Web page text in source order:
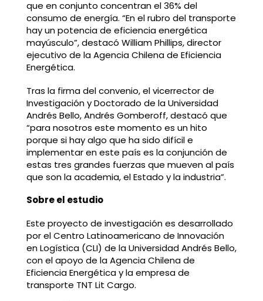
que en conjunto concentran el 36% del
consumo de energía. “En el rubro del transporte
hay un potencia de eficiencia energética
mayúsculo”, destacó William Phillips, director
ejecutivo de la Agencia Chilena de Eficiencia
Energética.
Tras la firma del convenio, el vicerrector de
Investigación y Doctorado de la Universidad
Andrés Bello, Andrés Gomberoff, destacó que
“para nosotros este momento es un hito
porque si hay algo que ha sido difícil e
implementar en este país es la conjunción de
estas tres grandes fuerzas que mueven al país
que son la academia, el Estado y la industria”.
Sobre el estudio
Este proyecto de investigación es desarrollado
por el Centro Latinoamericano de Innovación
en Logística (CLI) de la Universidad Andrés Bello,
con el apoyo de la Agencia Chilena de
Eficiencia Energética y la empresa de
transporte TNT Lit Cargo.